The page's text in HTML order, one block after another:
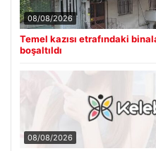
08/08/2026
Temel kazısı etrafındaki
boşaltıldı
08/08/2026